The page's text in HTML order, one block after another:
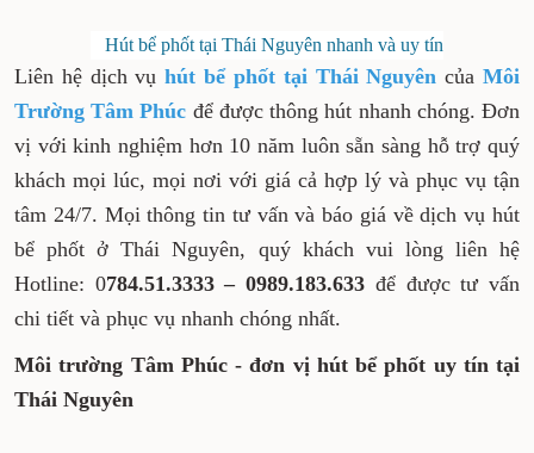
sinh hoạt hàng ngày?
Hút bể phốt tại Thái Nguyên nhanh và uy tín
Liên hệ dịch vụhút bể phốt tại Thái Nguyên
củaMôi Trường Tâm Phúcđể được thông hút
nhanh chóng. Đơn vị với kinh nghiệm hơn 10
năm luôn sẵn sàng hỗ trợ quý khách mọi lúc,
mọi nơi với giá cả hợp lý và phục vụ tận tâm
24/7. Mọi thông tin tư vấn và báo giá về dịch vụ
liên hệ Hotline: 0784.51.3333 – 0989.183.633để
được tư vấn chi tiết và phục vụ nhanh chóng